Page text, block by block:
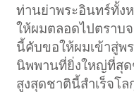
ท่านย่าพระอินทร์ทั้ง
ให้ผมตลอดไปตราบ
นี้คับขอให้ผมเข้าสู่พ
นิพพานที่ยิ่งใหญ่ที่สุด
สูงสุดชาตินี้สำเร็จโ